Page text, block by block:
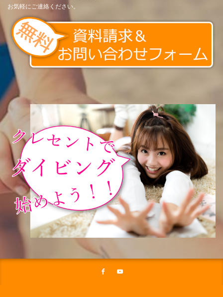
お気軽にご連絡ください。